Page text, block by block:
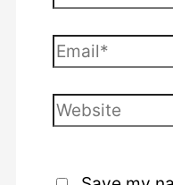
Email*
Website